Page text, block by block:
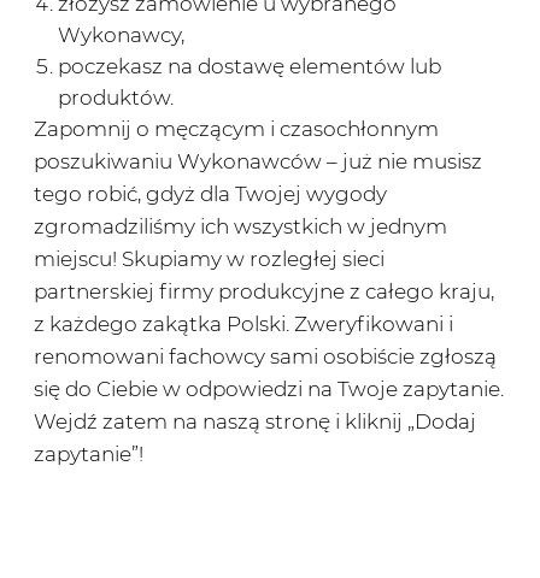
Wykonawcy,
poczekasz na dostawę elementów lub
produktów.
Zapomnij o męczącym i czasochłonnym
poszukiwaniu Wykonawców – już nie musisz
tego robić, gdyż dla Twojej wygody
zgromadziliśmy ich wszystkich w jednym
miejscu! Skupiamy w rozległej sieci
partnerskiej firmy produkcyjne z całego kraju,
z każdego zakątka Polski. Zweryfikowani i
renomowani fachowcy sami osobiście zgłoszą
się do Ciebie w odpowiedzi na Twoje zapytanie.
Wejdź zatem na naszą stronę i kliknij „Dodaj
zapytanie”!